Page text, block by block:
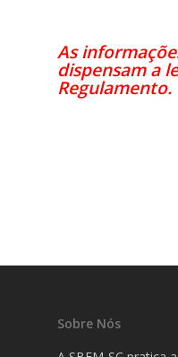
As
dispensam a
Regulamento.
Sobre Nós